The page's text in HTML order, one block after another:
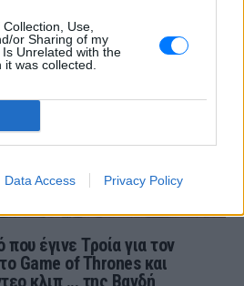
Use,
or Sharing of my
Unrelated with the
was collected.
Data Access Privacy Policy
τη βλακεία σας»
ΧΤΕΣ
Η παραγωγός ραδιοφώνου ανάρτησε
για την ερωτική της ζωή
έγινε Τροία για τον
Game of Thrones και
κλιπ ... της Βανδή